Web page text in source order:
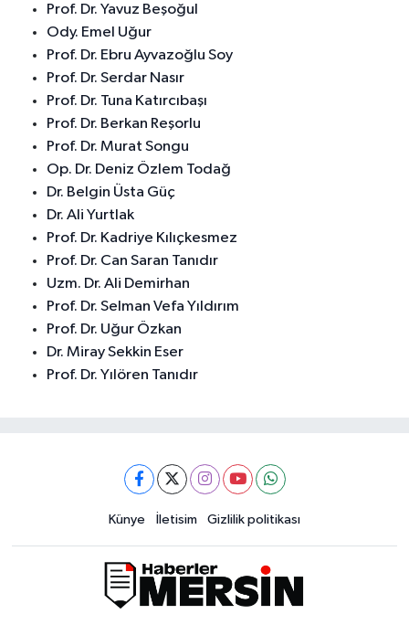
Prof. Dr. Yavuz Beşoğul
Ody. Emel Uğur
Prof. Dr. Ebru Ayvazoğlu Soy
Prof. Dr. Serdar Nasır
Prof. Dr. Tuna Katırcıbaşı
Prof. Dr. Berkan Reşorlu
Prof. Dr. Murat Songu
Op. Dr. Deniz Özlem Todağ
Dr. Belgin Üsta Güç
Dr. Ali Yurtlak
Prof. Dr. Kadriye Kılıçkesmez
Prof. Dr. Can Saran Tanıdır
Uzm. Dr. Ali Demirhan
Prof. Dr. Selman Vefa Yıldırım
Prof. Dr. Uğur Özkan
Dr. Miray Sekkin Eser
Prof. Dr. Yılören Tanıdır
Künye İletisim Gizlilik politikası